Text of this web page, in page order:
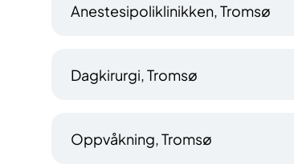
Anestesipoliklinikken, Tromsø
Dagkirurgi, Tromsø
Oppvåkning, Tromsø